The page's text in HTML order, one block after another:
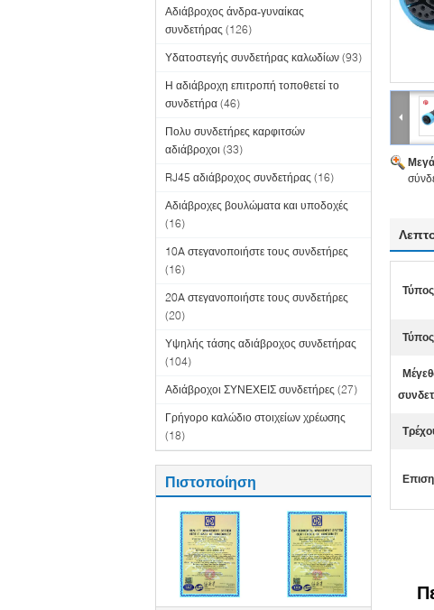
Αδιάβροχος άνδρα-γυναίκας
συνδετήρας (126)
Υδατοστεγής συνδετήρας καλωδίων (93)
Η αδιάβροχη επιτροπή τοποθετεί το
συνδετήρα (46)
Πολυ συνδετήρες καρφιτσών
αδιάβροχοι (33)
RJ45 αδιάβροχος συνδετήρας (16)
Αδιάβροχες βουλώματα και υποδοχές
(16)
10A στεγανοποιήστε τους συνδετήρες
(16)
20A στεγανοποιήστε τους συνδετήρες
(20)
Υψηλής τάσης αδιάβροχος συνδετήρας
(104)
Αδιάβροχοι ΣΥΝΕΧΕΙΣ συνδετήρες (27)
Γρήγορο καλώδιο στοιχείων χρέωσης
(18)
Πιστοποίηση